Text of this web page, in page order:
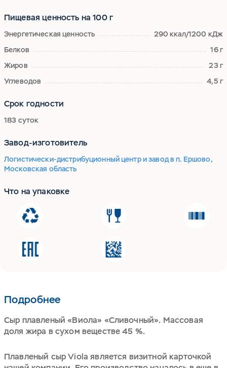
Пищевая ценность на 100 г
Энергетическая ценность
290 ккал/1200 кДж
Белков
16 г
Жиров
23 г
Углеводов
4,5 г
Срок годности
183 суток
Завод-изготовитель
Логистически-дистрибуционный центр и завод в п. Ершово,
Московская область
Что на упаковке
Подробнее
Сыр плавленый «Виола» «Сливочный». Массовая
доля жира в сухом веществе 45 %.
Плавленый сыр Viola является визитной карточкой